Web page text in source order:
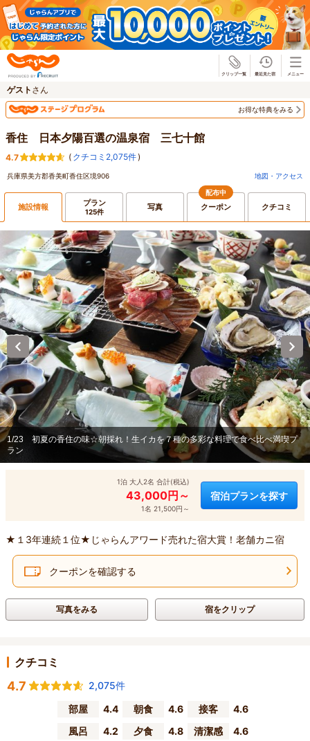
ゲスト さん
お得な特典をみる
香住 日本夕陽百選の温泉宿 三七十館
4.7 ( クチコミ2,075件)
兵庫県美方郡香美町香住区境906 地図・アクセス
施設情報 プラン
125件 写真
配布中
クーポン クチコミ
1/23
初夏の香住の味☆朝採れ！生イカを７種の多彩な料理で食べ比べ満喫プ
ラン
1泊 大人2名 合計(税込)
43,000円～
1名 21,500円～
宿泊プランを探す
★１3年連続１位★じゃらんアワード売れた宿大賞！老舗カニ宿
クーポンを確認する
写真をみる 宿をクリップ
クチコミ
4.7
2,075件
部屋
4.4 朝食 4.6 接客
4.6
風呂
4.2 夕食 4.8 清潔感 4.6